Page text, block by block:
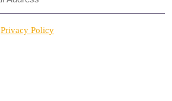
Privacy Policy